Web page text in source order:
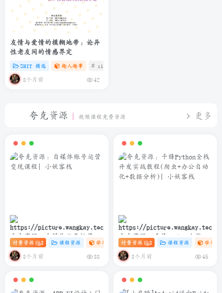
友情与爱情的模糊地带：论异
性老友间的情感界定
SHIT 精选 趣人趣事 # zibll
3个月前 42
夸克资源 视频课程免费资源 更多
夸克资源：自媒体账号运营变
现课程
付费资源 3 课程资源 学习资料课 # 设计 # 自媒体 # 账号运营
3个月前 33
夸克资源：千锋Python全栈开
发实战教程(爬虫+办公自动化
+数据分析)
付费资源 3 课程资源 学习资
3个月前 45